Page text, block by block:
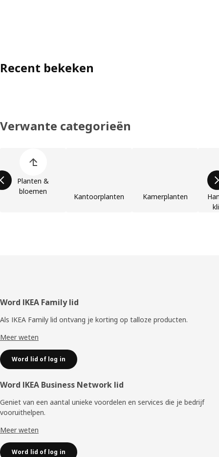
Recent bekeken
Verwante categorieën
Planten &
bloemen
Kantoorplanten Kamerplanten
Voettekst
Word IKEA Family lid
Als IKEA Family lid ontvang je korting op talloze producten.
Meer weten
Word lid of log in
Word IKEA Business Network lid
Geniet van een aantal unieke voordelen en services die je bedrijf
vooruithelpen. ​
Meer weten
Word lid of log in